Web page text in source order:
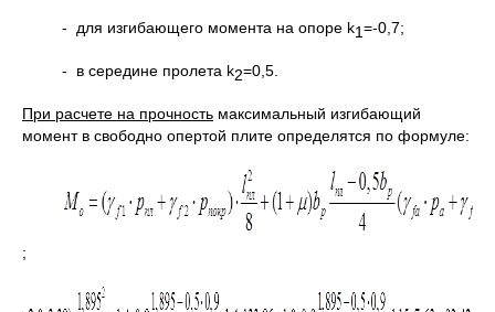
- для изгибающего момента на опоре k1=-0,7;
- в середине пролета k2=0,5.
При расчете на прочность максимальный изгибающий
момент в свободно опертой плите определятся по формуле:
;